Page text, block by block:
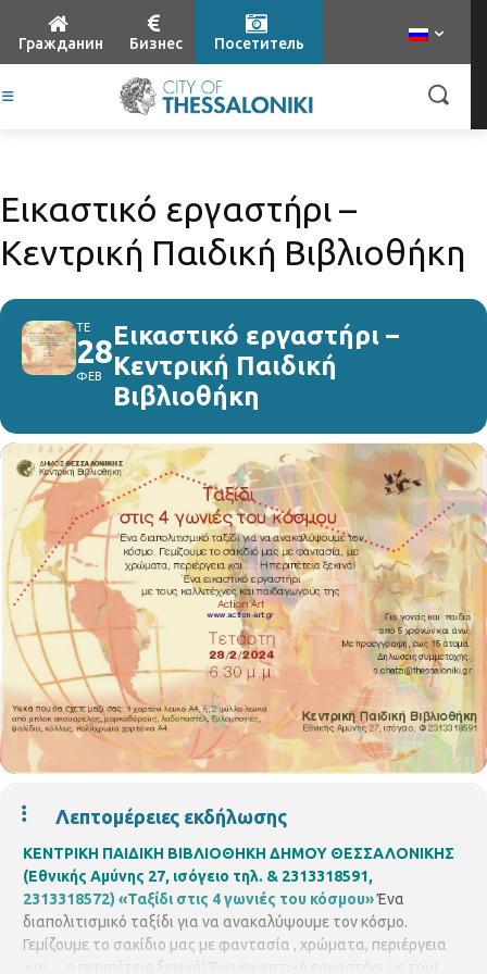
Гражданин Бизнес Посетитель
Eικαστικό εργαστήρι –
Κεντρική Παιδική Βιβλιοθήκη
ΤΕ
28
ΦΕΒ
Eικαστικό εργαστήρι –
Κεντρική Παιδική
Βιβλιοθήκη
Λεπτομέρειες εκδήλωσης
ΚΕΝΤΡΙΚΗ ΠΑΙΔΙΚΗ ΒΙΒΛΙΟΘΗΚΗ ΔΗΜΟΥ ΘΕΣΣΑΛΟΝΙΚΗΣ
(Εθνικής Αμύνης 27, ισόγειο τηλ. & 2313318591,
2313318572) «Ταξίδι στις 4 γωνιές του κόσμου»Ένα
διαπολιτισμικό ταξίδι για να ανακαλύψουμε τον κόσμο.
Γεμίζουμε το σακίδιο μας με φαντασία , χρώματα, περιέργεια
και… η περιπέτεια ξεκινά! Ένα εικαστικό εργαστήρι με τους